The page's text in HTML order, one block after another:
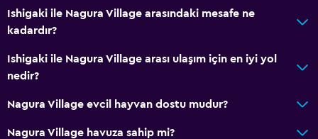
Ishigaki ile Nagura Village arasındaki mesafe ne
kadardır?
Ishigaki ile Nagura Village arası ulaşım için en iyi yol
nedir?
Nagura Village evcil hayvan dostu mudur?
Nagura Village havuza sahip mi?